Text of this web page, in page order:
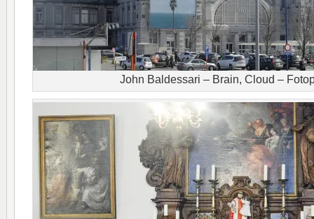
John Baldessari – Brain, Cloud –